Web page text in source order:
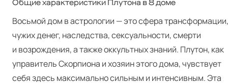
Общие характеристики Плутона в 8 доме
Восьмой дом в астрологии — это сфера трансформации,
чужих денег, наследства, сексуальности, смерти
и возрождения, а также оккультных знаний. Плутон, как
управитель Скорпиона и хозяин этого дома, чувствует
себя здесь максимально сильным и интенсивным. Эта